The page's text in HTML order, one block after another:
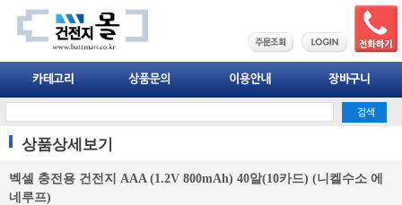
상품상세보기
벡셀 충전용 건전지 AAA (1.2V 800mAh) 40알(10카드) (니켈수소 에
네루프)